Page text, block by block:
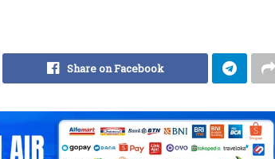
Share on Facebook